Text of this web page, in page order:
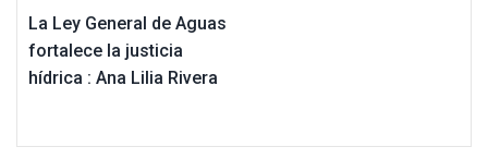
La Ley General de Aguas
fortalece la justicia
hídrica : Ana Lilia Rivera